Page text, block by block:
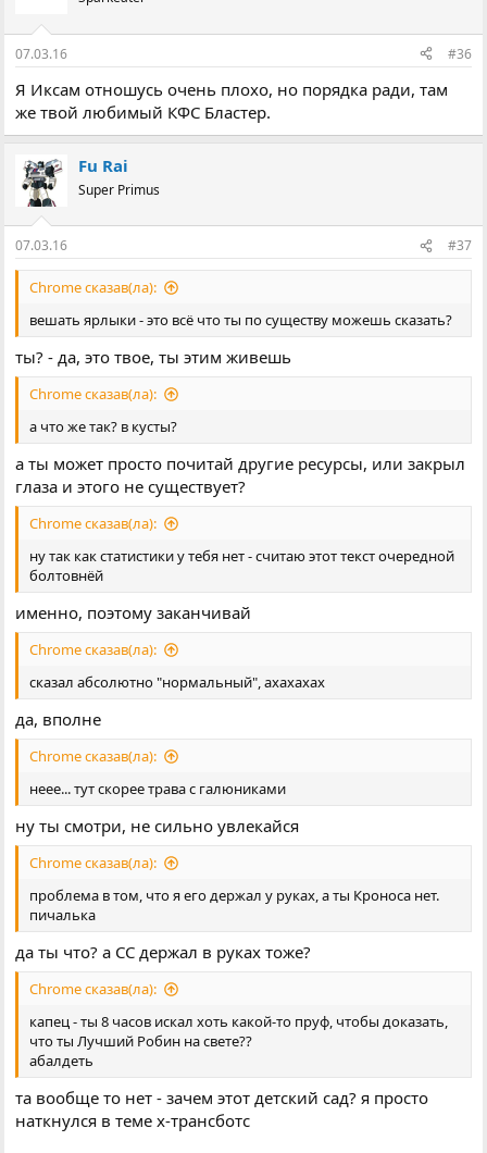
07.03.16 #36
Я Иксам отношусь очень плохо, но порядка ради, там
же твой любимый КФС Бластер.
Fu Rai
Super Primus
07.03.16 #37
Chrome сказав(ла):
вешать ярлыки - это всё что ты по существу можешь сказать?
ты? - да, это твое, ты этим живешь
Chrome сказав(ла):
а что же так? в кусты?
а ты может просто почитай другие ресурсы, или закрыл
глаза и этого не существует?
Chrome сказав(ла):
ну так как статистики у тебя нет - считаю этот текст очередной
болтовнёй
именно, поэтому заканчивай
Chrome сказав(ла):
сказал абсолютно "нормальный", ахахахах
да, вполне
Chrome сказав(ла):
неее... тут скорее трава с галюниками
ну ты смотри, не сильно увлекайся
Chrome сказав(ла):
проблема в том, что я его держал у руках, а ты Кроноса нет.
пичалька
да ты что? а СС держал в руках тоже?
Chrome сказав(ла):
капец - ты 8 часов искал хоть какой-то пруф, чтобы доказать,
что ты Лучший Робин на свете??
абалдеть
та вообще то нет - зачем этот детский сад? я просто
наткнулся в теме х-трансботс